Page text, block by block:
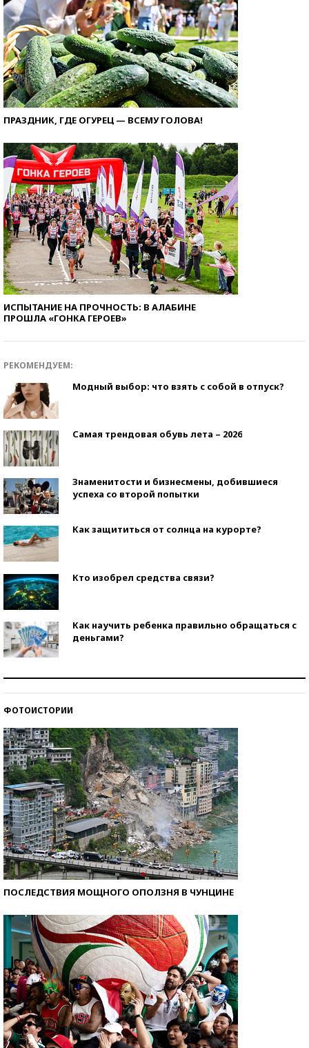
ПРАЗДНИК, ГДЕ ОГУРЕЦ — ВСЕМУ ГОЛОВА!
ИСПЫТАНИЕ НА ПРОЧНОСТЬ: В АЛАБИНЕ
ПРОШЛА «ГОНКА ГЕРОЕВ»
РЕКОМЕНДУЕМ:
Модный выбор: что взять с собой в отпуск?
Самая трендовая обувь лета – 2026
Знаменитости и бизнесмены, добившиеся
успеха со второй попытки
Как защититься от солнца на курорте?
Кто изобрел средства связи?
Как научить ребенка правильно обращаться с
деньгами?
ФОТОИСТОРИИ
ПОСЛЕДСТВИЯ МОЩНОГО ОПОЛЗНЯ В ЧУНЦИНЕ